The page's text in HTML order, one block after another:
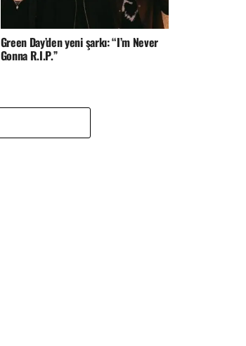
Green Day’den yeni şarkı: “I’m Never
Gonna R.I.P.”